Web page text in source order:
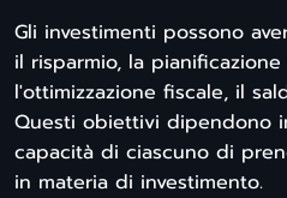
Gli investimenti possono
il risparmio, la pianificazione
l'ottimizzazione fiscale, il
Questi obiettivi dipendono
capacità di ciascuno di
in materia di investimento.